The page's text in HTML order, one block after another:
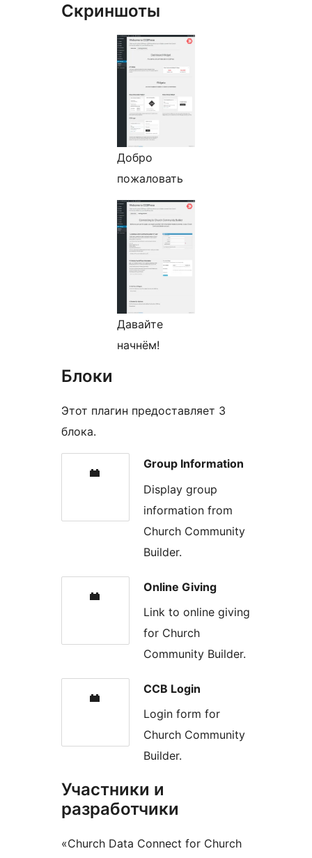
Скриншоты
Добро
пожаловать
Давайте
начнём!
Блоки
Этот плагин предоставляет 3
блока.
Group Information
Display group
information from
Church Community
Builder.
Online Giving
Link to online giving
for Church
Community Builder.
CCB Login
Login form for
Church Community
Builder.
Участники и
разработчики
«Church Data Connect for Church